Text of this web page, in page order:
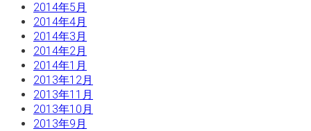
2014年5月
2014年4月
2014年3月
2014年2月
2014年1月
2013年12月
2013年11月
2013年10月
2013年9月